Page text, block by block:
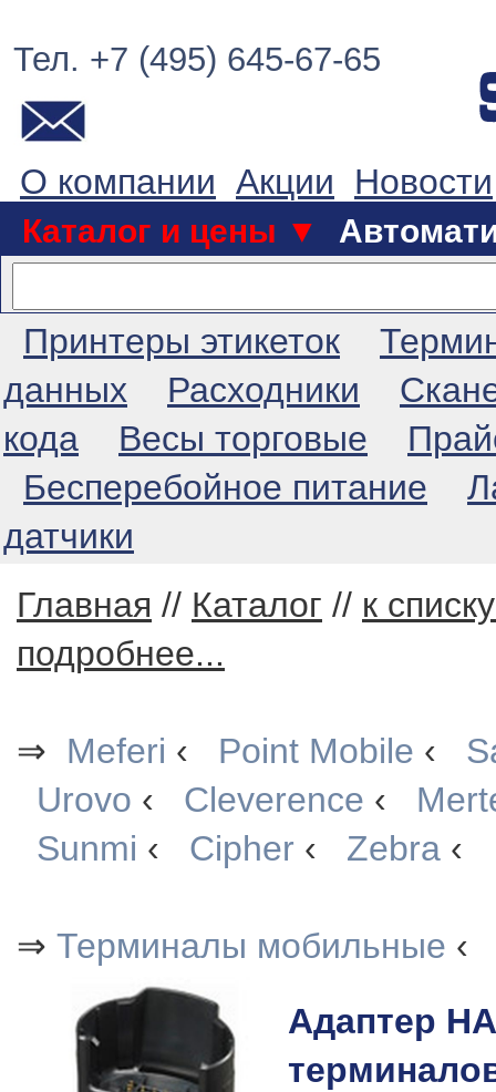
Тел. +7 (495) 645-67-65
О компании Акции Новости
Каталог и цены ▼
Принтеры этикеток
данных
Расходники
кода
Весы торговые
Бесперебойное питание
датчики
Главная // Каталог // к
подробнее...
⇒ Meferi ‹ Point Mobile ‹
Urovo ‹ Cleverence ‹
Sunmi ‹ Cipher ‹ Zebra ‹
⇒ Терминалы мобильные ‹
Адаптер